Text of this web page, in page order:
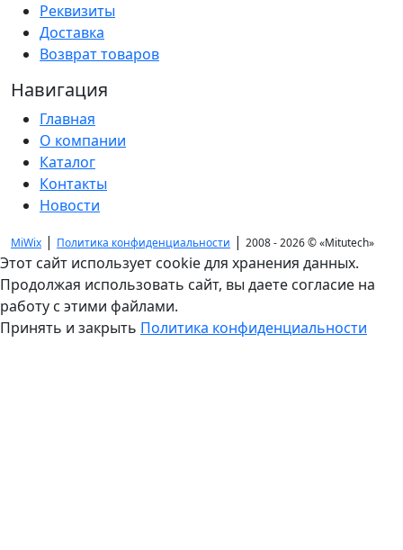
Реквизиты
Доставка
Возврат товаров
Навигация
Главная
О компании
Каталог
Контакты
Новости
MiWix | Политика конфиденциальности | 2008 - 2026 ©«Mitutech»
Этот сайт использует cookie для хранения данных.
Продолжая использовать сайт, вы даете согласие на
работу с этими файлами.
Принять и закрыть Политика конфиденциальности